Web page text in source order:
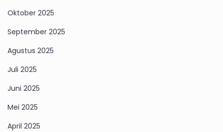
Oktober 2025
September 2025
Agustus 2025
Juli 2025
Juni 2025
Mei 2025
April 2025